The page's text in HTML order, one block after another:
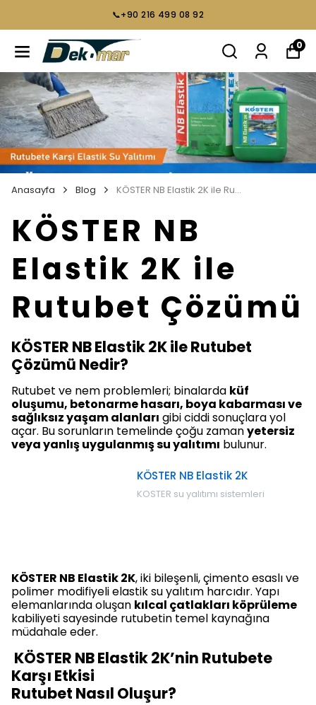
📞+90 216 499 08 92
0
Anasayfa Blog KÖSTER NB Elastik 2K ile Rutubet Çözümü
KÖSTER NB
Elastik 2K ile
Rutubet Çözümü
KÖSTER NB Elastik 2K ile Rutubet
Çözümü Nedir?
Rutubet ve nem problemleri; binalarda küf
oluşumu, betonarme hasarı, boya kabarması ve
sağlıksız yaşam alanları gibi ciddi sonuçlara yol
açar. Bu sorunların temelinde çoğu zamanyetersiz
veya yanlış uygulanmış su yalıtımı bulunur.
KÖSTER NB Elastik 2K
KOSTER su yalıtımı sistemleri
KÖSTER NB Elastik 2K, iki bileşenli, çimento esaslı ve
polimer modifiyeli elastik su yalıtım harcıdır. Yapı
elemanlarında oluşan kılcal çatlakları köprüleme
kabiliyeti sayesinde rutubetin temel kaynağına
müdahale eder.
KÖSTER NB Elastik 2K’nin Rutubete
Karşı Etkisi
Rutubet Nasıl Oluşur?